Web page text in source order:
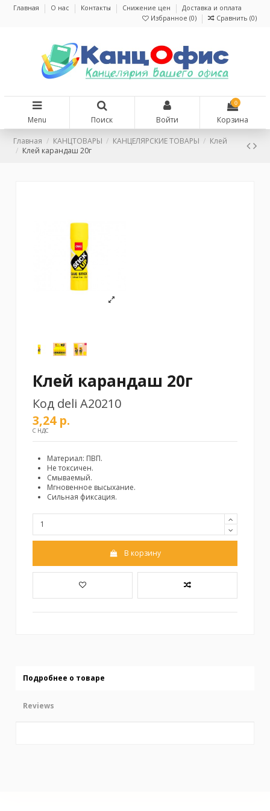
Главная О нас Контакты Снижение цен
Доставка и оплата
Избранное (0) Сравнить (0)
Menu Поиск Войти
0
Корзина
Главная КАНЦТОВАРЫ КАНЦЕЛЯРСКИЕ ТОВАРЫ
Клей
Клей карандаш 20г
Клей карандаш 20г
Код deli А20210
3,24 р.
С НДС
Материал: ПВП.
Не токсичен.
Смываемый.
Мгновенное высыхание.
Сильная фиксация.
В корзину
Подробнее о товаре
Reviews